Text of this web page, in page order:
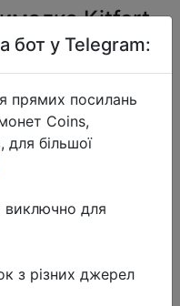
Kitfort
бот у Telegram:
прямих посилань
Coins,
для більшої
виключно для
з різних джерел